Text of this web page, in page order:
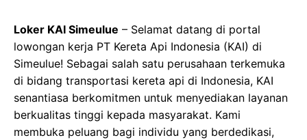
Loker KAI Simeulue – Selamat datang di portal
lowongan kerja PT Kereta Api Indonesia (KAI) di
Simeulue! Sebagai salah satu perusahaan terkemuka
di bidang transportasi kereta api di Indonesia, KAI
senantiasa berkomitmen untuk menyediakan layanan
berkualitas tinggi kepada masyarakat. Kami
membuka peluang bagi individu yang berdedikasi,